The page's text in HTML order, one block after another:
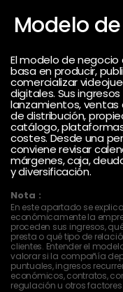
Modelo
El modelo de negocio
basa en producir,
comercializar
digitales. Sus
lanzamientos, ventas
de distribución,
catálogo,
costes. Desde una
conviene revisar
márgenes, caja,
y diversificación.
Nota :
En este apartado se
económicamente la
proceden sus ingresos,
presta o qué tipo de
clientes. Entender el
valorar si la compañía
puntuales, ingresos
económicos, contratos,
regulación u otros factores.